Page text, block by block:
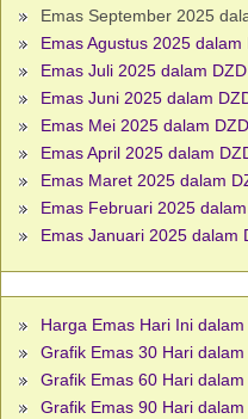
Emas September 2025
Emas Agustus 2025 dalam
Emas Juli 2025 dalam DZD
Emas Juni 2025 dalam
Emas Mei 2025 dalam DZD
Emas April 2025 dalam
Emas Maret 2025 dalam
Emas Februari 2025
Emas Januari 2025 dalam
Harga Emas Hari Ini dalam
Grafik Emas 30 Hari dalam
Grafik Emas 60 Hari dalam
Grafik Emas 90 Hari dalam